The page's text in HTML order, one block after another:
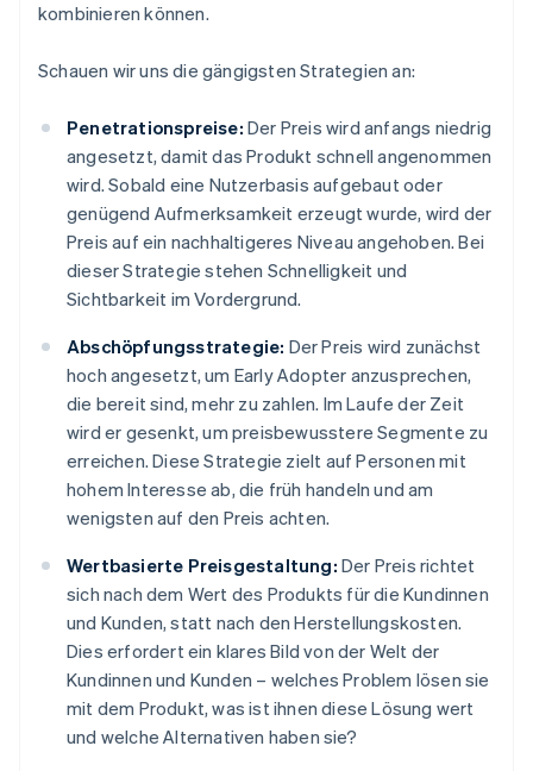
kombinieren können.
Schauen wir uns die gängigsten Strategien an:
Penetrationspreise: Der Preis wird anfangs niedrig
angesetzt, damit das Produkt schnell angenommen
wird. Sobald eine Nutzerbasis aufgebaut oder
genügend Aufmerksamkeit erzeugt wurde, wird der
Preis auf ein nachhaltigeres Niveau angehoben. Bei
dieser Strategie stehen Schnelligkeit und
Sichtbarkeit im Vordergrund.
Abschöpfungsstrategie: Der Preis wird zunächst
hoch angesetzt, um Early Adopter anzusprechen,
die bereit sind, mehr zu zahlen. Im Laufe der Zeit
wird er gesenkt, um preisbewusstere Segmente zu
erreichen. Diese Strategie zielt auf Personen mit
hohem Interesse ab, die früh handeln und am
wenigsten auf den Preis achten.
Wertbasierte Preisgestaltung: Der Preis richtet
sich nach dem Wert des Produkts für die Kundinnen
und Kunden, statt nach den Herstellungskosten.
Dies erfordert ein klares Bild von der Welt der
Kundinnen und Kunden – welches Problem lösen sie
mit dem Produkt, was ist ihnen diese Lösung wert
und welche Alternativen haben sie?